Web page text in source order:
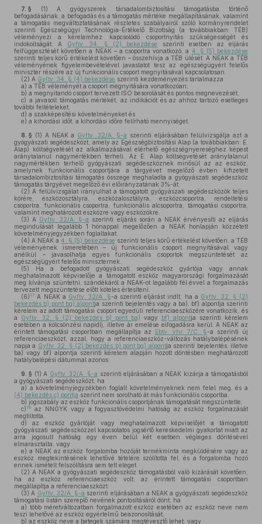
7. § (1) A gyógyszerek társadalombiztosítási támogatásba történő
befogadásának, a befogadás és a támogatás mértéke megállapításának, valamint
a támogatás megváltoztatásának részletes szabályairól szóló kormányrendelet
szerinti Egészségügyi Technológia-Értékelő Bizottság (a továbbiakban: TÉB)
véleményezi a kérelemhez kapcsolódó csoportnyitás szükségességét és
indokoltságát. A Gyftv. 34. § (2) bekezdése
szerinti esetben az eljárás
felfüggesztését követően a NEAK – a csoportra vonatkozó, a 4. § (5) bekezdése
szerinti teljes körű értékelést követően – összehívja a TÉB ülését. A NEAK a TÉB
véleményének figyelembevételével javaslatot tesz az egészségügyért felelős
miniszter részére az új funkcionális csoport megnyitásával kapcsolatosan.
(2) A Gyftv. 34. § (4) bekezdése szerinti kezdeményezés tartalmazza
a) a TÉB véleményét a csoport megnyitására vonatkozóan,
b) a megnyitandó csoport tervezett ISO besorolását és pontos megnevezését,
c) a javasolt támogatás mértékét, az indikációt és az ahhoz tartozó esetleges
további feltételeket,
d) a szakképesítési követelményeket és
e) a kihordási időt, a kihordási időre felírható mennyiséget.
8. § (1) A NEAK a Gyftv. 32/A. §-a szerinti eljárásában felülvizsgálja azt a
gyógyászati segédeszközt, amely az Egészségbiztosítási Alap (a továbbiakban: E.
Alap) költségvetését az alkalmazásával elérhető egészségnyereséghez képest
aránytalanul nagymértékben terheli. Az E. Alap költségvetését aránytalanul
nagymértékben terhelő gyógyászati segédeszköznek minősül az az eszköz,
amelynek funkcionális csoportjára a tárgyévet megelőző évben kifizetett
társadalombiztosítási támogatás összege meghaladta a gyógyászati segédeszköz
támogatás tárgyévet megelőző évi előirányzatának 3%-át.
(2) A felülvizsgálat irányulhat a támogatott gyógyászati segédeszközök teljes
körére, eszközosztályra, eszközalosztályra, eszközcsoportra, rendeltetési
csoportra, funkcionális csoportra, funkcionális alcsoportra, támogatási csoportra,
valamint meghatározott eszközre vagy eszközökre.
(3) A Gyftv. 32/A. §-a szerinti eljárás során a NEAK érvényesíti az eljárás
megindulását legalább 1 hónappal megelőzően a NEAK honlapján közzétett
követelményjegyzékben foglaltakat.
(4) A NEAK a 4. § (5) bekezdése szerinti teljes körű értékelést követően, a TÉB
véleményének ismeretében – új funkcionális csoport megnyitásával vagy
anélkül – javasolhatja egyes funkcionális csoportok megszüntetését az
egészségügyért felelős miniszternek.
(5) Ha a befogadott gyógyászati segédeszköz gyártója vagy annak
meghatalmazott képviselője a támogatott eszköz magyarországi forgalmazását
meg kívánja szüntetni, szándékáról a NEAK-ot legalább fél évvel a forgalmazás
tervezett megszüntetése előtt köteles értesíteni.
(6) 17 A NEAK a Gyftv. 32/A. §-a szerinti eljárást indít, ha a Gyftv. 32. § (2)
bekezdés b) pont bg) alpontja szerinti bejelentés vagy a ba), bf) alpontja szerinti
kérelem az adott támogatási csoport egyedüli referenciaeszközére vonatkozik, és
a Gyftv. 32. § (2) bekezdés b) pont ba) vagy bf) alpontja szerinti kérelem
esetében a kölcsönzési napidíj, illetve ár emelése elfogadásra kerül. A NEAK az
érintett támogatási csoportban megállapítja az Ebtv. vhr. 7/C. §-a szerinti új
referenciaeszközt, azzal, hogy a referenciaeszköz-változás hatálybalépésének
napja a Gyftv. 32. § (2) bekezdés b) pont bg) alpontja szerinti bejelentés, illetve
ba) vagy bf) alpontja szerinti kérelem alapján hozott döntésben meghatározott
hatálybalépési dátummal azonos.
9. § (1) A Gyftv. 32/A. §-a szerinti eljárásában a NEAK kizárja a támogatásból
a gyógyászati segédeszközt, ha
a) a követelményjegyzékben foglalt követelményeknek nem felel meg, és a
(4) bekezdés c) pontja szerint nem sorolható át más funkcionális csoportba,
b) jogszabály az eszköz funkcionális csoportjának támogatását megszüntette,
c) 18
az NNGYK vagy a fogyasztóvédelmi hatóság az eszköz forgalmazását
megtiltotta,
d) az eszköz gyártóját vagy meghatalmazott képviselőjét a támogatott
gyógyászati segédeszközzel kapcsolatos jogsértő kereskedelmi gyakorlat miatt az
arra jogosult hatóság egy éven belül két esetben végleges döntésével
elmarasztalta, vagy
e) a NEAK az eszköz forgalomba hozóját termékminta megküldésére vagy az
eszköz megtekintésének lehetővé tételére szólította fel, és a forgalomba hozó
ennek ismételt felszólításra sem tett eleget.
(2) A NEAK a gyógyászati segédeszköz támogatásból való kizárását követően,
ha az eszköz referenciaeszköz volt, az érintett támogatási csoportban
megállapítja a referenciaeszközt.
(3) A Gyftv. 32/A. §-a szerinti eljárásában a NEAK a gyógyászati segédeszköz
támogatási listán szereplő nevének pontosításáról dönt, ha
a) több méretváltozatban forgalmazott eszköz esetében az eszköz neve nem
teszi lehetővé az eszköz egyértelmű beazonosítását,
b) az eszköz neve a betegek számára megtévesztő lehet, vagy